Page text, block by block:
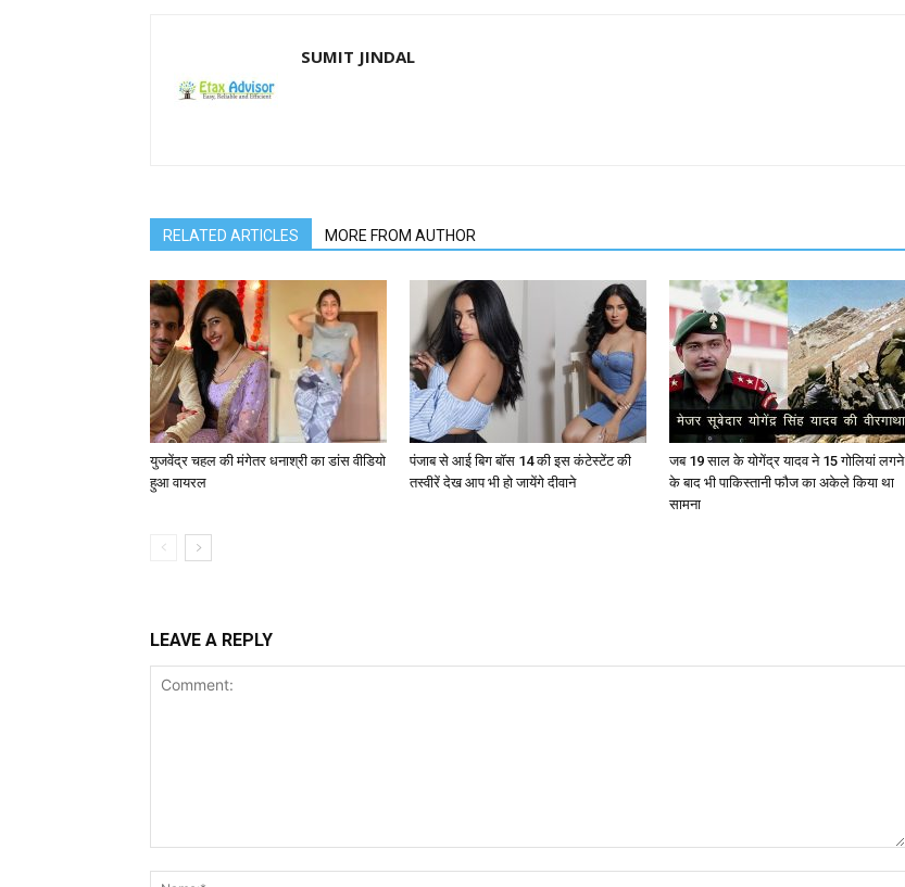
SUMIT JINDAL
RELATED ARTICLES MORE FROM AUTHOR
युजवेंद्र चहल की मंगेतर धनाश्री का डांस वीडियो
हुआ वायरल
पंजाब से आई बिग बॉस 14 की इस कंटेस्टेंट की
तस्वीरें देख आप भी हो जायेंगे दीवाने
जब 19 साल के योगेंद्र यादव ने 15 गोलियां लगने
के बाद भी पाकिस्तानी फौज का अकेले किया था
सामना
LEAVE A REPLY